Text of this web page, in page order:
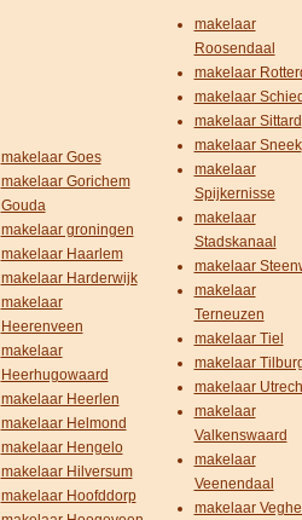
makelaar Goes
makelaar Gorichem
Gouda
makelaar groningen
makelaar Haarlem
makelaar Harderwijk
makelaar
Heerenveen
makelaar
Heerhugowaard
makelaar Heerlen
makelaar Helmond
makelaar Hengelo
makelaar Hilversum
makelaar Hoofddorp
makelaar
Roosendaal
makelaar
makelaar
makelaar Sittard
makelaar Sneek
makelaar
Spijkernisse
makelaar
Stadskanaal
makelaar
makelaar
Terneuzen
makelaar Tiel
makelaar
makelaar
makelaar
Valkenswaard
makelaar
Veenendaal
makelaar Veghel